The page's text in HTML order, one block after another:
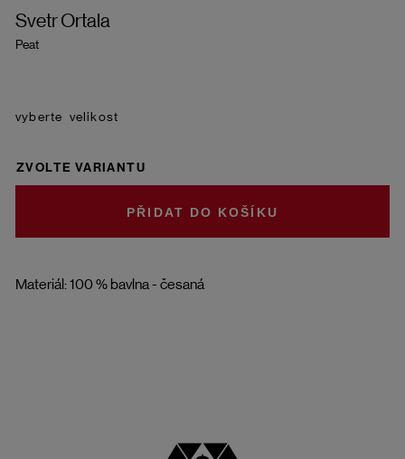
Svetr Ortala
Peat
Materiál: 100 % bavlna - česaná
velikost
ZVOLTE VARIANTU
DO KOŠÍKU